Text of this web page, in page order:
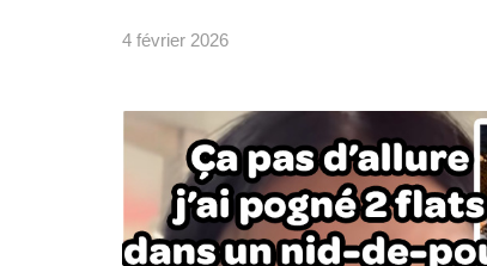
4 février 2026